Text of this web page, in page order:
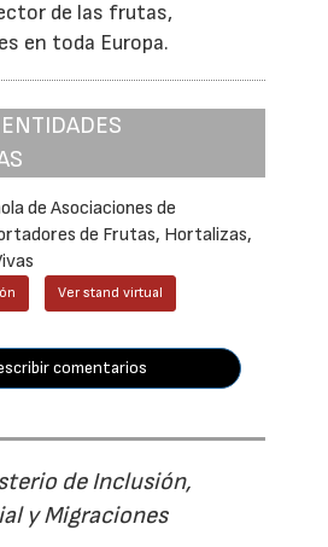
de las frutas,
en toda Europa.
de Asociaciones de
de Frutas, Hortalizas,
Ver stand virtual
comentarios
de Inclusión,
y Migraciones